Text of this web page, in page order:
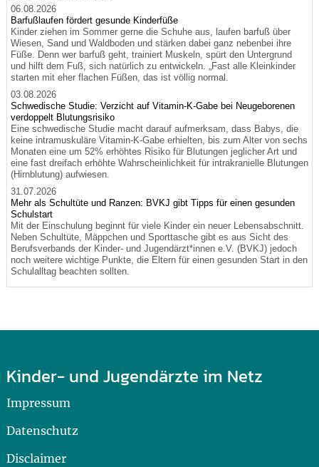
06.08.2026
Barfußlaufen fördert gesunde Kinderfüße
Kinder ziehen im Sommer gerne die Schuhe aus, laufen barfuß über
Wiesen, Sand und Waldboden und stärken dabei ganz nebenbei ihre
Füße. Denn wer barfuß geht, trainiert Muskeln, spürt den Untergrund
und hilft dem Fuß, sich natürlich zu entwickeln. „Fast alle Kleinkinder
starten mit eher flachen Füßen, das ist völlig normal.
03.08.2026
Schwedische Studie: Verzicht auf Vitamin-K-Gabe bei Neugeborenen
verdoppelt Blutungsrisiko
Eine schwedische Studie macht darauf aufmerksam, dass Babys, die
keine intramuskuläre Vitamin-K-Gabe erhielten, bis zum Alter von sechs
Monaten eine um 52% erhöhtes Risiko für Blutungen jeglicher Art und
eine fast dreifach erhöhte Wahrscheinlichkeit für intrakranielle Blutungen
(Hirnblutung) aufwiesen.
31.07.2026
Mehr als Schultüte und Ranzen: BVKJ gibt Tipps für einen gesunden
Schulstart
Mit der Einschulung beginnt für viele Kinder ein neuer Lebensabschnitt.
Neben Schultüte, Mäppchen und Sporttasche gibt es aus Sicht des
Berufsverbands der Kinder- und Jugendärzt*innen e.V. (BVKJ) jedoch
noch weitere wichtige Punkte, die Eltern für einen gesunden Start in den
Schulalltag beachten sollten.
Kinder- und Jugendärzte im Netz
Impressum
Datenschutz
Disclaimer